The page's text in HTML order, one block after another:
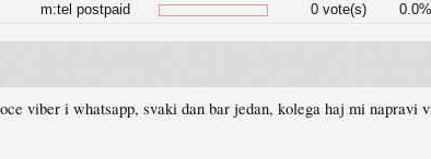
m:tel postpaid
0 vote(s) 0.0%
viber i whatsapp, svaki dan bar jedan, kolega haj mi